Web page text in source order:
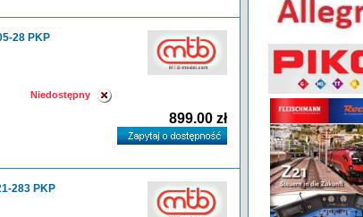
28 PKP
Niedostępny
899.00 zł
283 PKP